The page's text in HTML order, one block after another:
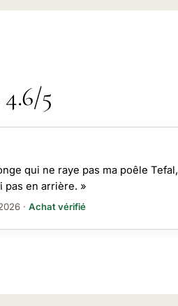
5
qui ne raye pas ma poêle Tefal,
pas en arrière. »
·Achat vérifié